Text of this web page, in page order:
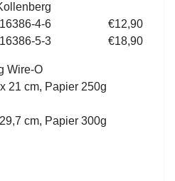
9816386-4-6 €12,90
9816386-5-3 €18,90
Wire-O
21 cm, Papier 250g
cm, Papier 300g